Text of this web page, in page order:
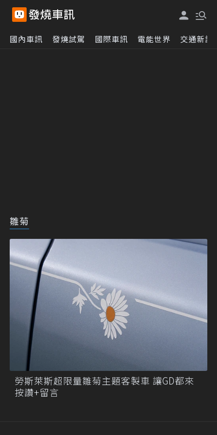
國內車訊 發燒試駕 國際車訊 電能世界 交通新訊
雛菊
勞斯萊斯超限量雛菊主題客製車 讓GD都來
按讚+留言